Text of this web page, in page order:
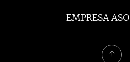
EMPRESA